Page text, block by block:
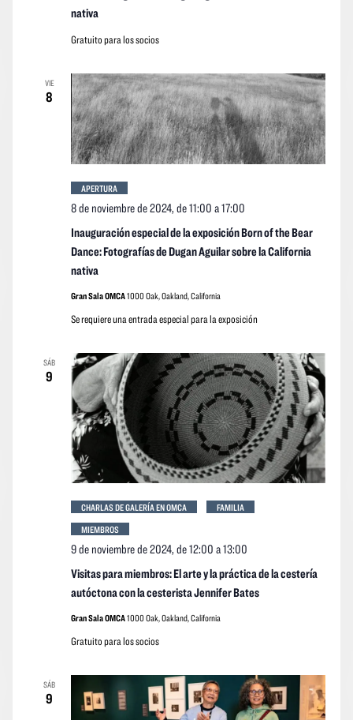
nativa
Gratuito para los socios
VIE
8
Inauguración especial de la exposición Born of the Bear
Dance: Fotografías de Dugan Aguilar sobre la California
nativa
8 de noviembre de 2024, de 11:00 a17:00
APERTURA
Gran Sala OMCA1000 Oak, Oakland, California
Se requiere una entrada especial para la exposición
SÁB
9
Visitas para miembros: El arte y la práctica de la cestería
autóctona con la cesterista Jennifer Bates
9 de noviembre de 2024, de 12:00 a13:00
CHARLAS DE GALERÍA EN OMCA
FAMILIA
MIEMBROS
Gran Sala OMCA1000 Oak, Oakland, California
Gratuito para los socios
SÁB
9